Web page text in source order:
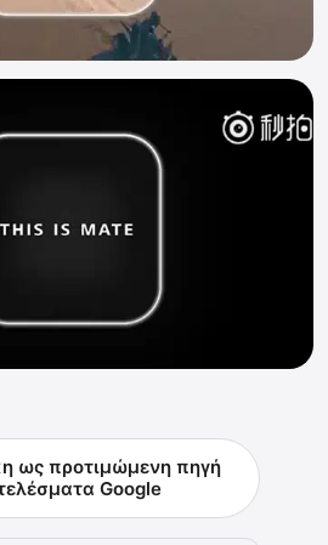
ως προτιμώμενη πηγή
Google